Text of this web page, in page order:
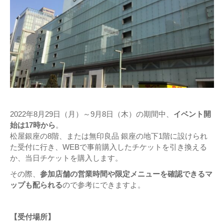
2022年8月29日（月）～9月8日（木）の期間中、 イベント開
始は17時から。
松屋銀座の8階、または無印良品 銀座の地下1階に設けられ
た受付に行き、WEBで事前購入したチケットを引き換える
か、当日チケットを購入します。
その際、 参加店舗の営業時間や限定メニューを確認できるマ
ップも配られるので参考にできますよ。
【受付場所】